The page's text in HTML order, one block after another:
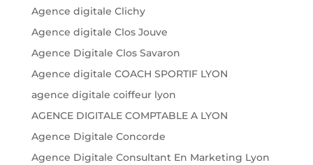
Agence digitale Clichy
Agence digitale Clos Jouve
Agence Digitale Clos Savaron
Agence digitale COACH SPORTIF LYON
agence digitale coiffeur lyon
AGENCE DIGITALE COMPTABLE A LYON
Agence Digitale Concorde
Agence Digitale Consultant En Marketing Lyon